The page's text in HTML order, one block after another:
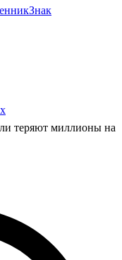
Знак
теряют миллионы на